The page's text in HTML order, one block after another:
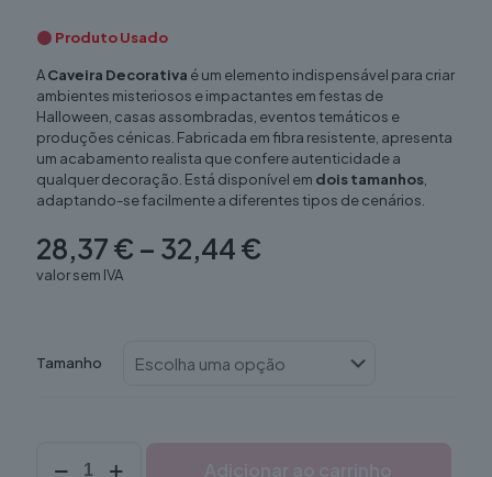
Produto Usado
ACaveira Decorativa é um elemento indispensável para criar
ambientes misteriosos e impactantes em festas de
Halloween, casas assombradas, eventos temáticos e
produções cénicas. Fabricada em fibra resistente, apresenta
um acabamento realista que confere autenticidade a
qualquer decoração. Está disponível em dois tamanhos,
adaptando-se facilmente a diferentes tipos de cenários.
28,37€ – 32,44€
valor sem IVA
Tamanho